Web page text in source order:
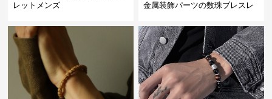
レットメンズ
金属装飾パーツの数珠ブレスレ